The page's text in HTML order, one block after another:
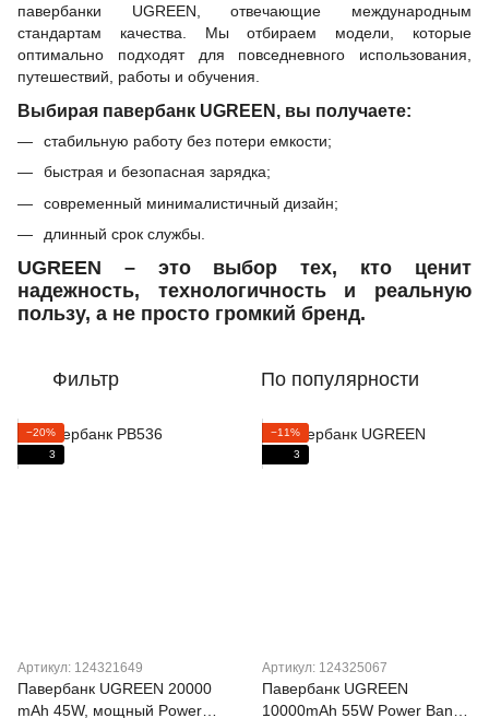
павербанки UGREEN, отвечающие международным
стандартам качества. Мы отбираем модели, которые
оптимально подходят для повседневного использования,
путешествий, работы и обучения.
Выбирая павербанк UGREEN, вы получаете:
стабильную работу без потери емкости;
быстрая и безопасная зарядка;
современный минималистичный дизайн;
длинный срок службы.
UGREEN – это выбор тех, кто ценит
надежность, технологичность и реальную
пользу, а не просто громкий бренд.
Фильтр По популярности
−20%
3
Артикул: 124321649
Павербанк UGREEN 20000
mAh 45W, мощный Power
−11%
3
Артикул: 124325067
Павербанк UGREEN
10000mAh 55W Power Bank